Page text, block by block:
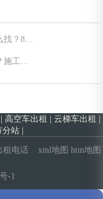
找？80
施工员
| 高空车出租 | 云梯车出租 |
分站 |
租电话 xml地图 htm地图
-1